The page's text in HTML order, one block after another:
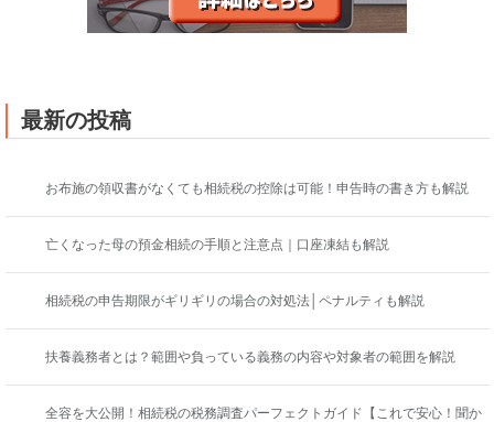
最新の投稿
お布施の領収書がなくても相続税の控除は可能！申告時の書き方も解説
亡くなった母の預金相続の手順と注意点｜口座凍結も解説
相続税の申告期限がギリギリの場合の対処法│ペナルティも解説
扶養義務者とは？範囲や負っている義務の内容や対象者の範囲を解説
全容を大公開！相続税の税務調査パーフェクトガイド【これで安心！聞か